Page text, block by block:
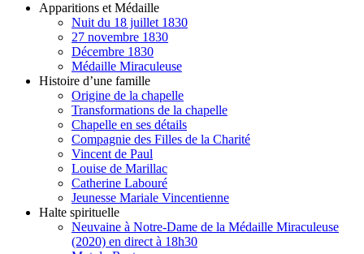
Apparitions et Médaille
Nuit du 18 juillet 1830
27 novembre 1830
Décembre 1830
Médaille Miraculeuse
Histoire d’une famille
Origine de la chapelle
Transformations de la chapelle
Chapelle en ses détails
Compagnie des Filles de la Charité
Vincent de Paul
Louise de Marillac
Catherine Labouré
Jeunesse Mariale Vincentienne
Halte spirituelle
Neuvaine à Notre-Dame de la Médaille Miraculeuse
(2020) en direct à 18h30